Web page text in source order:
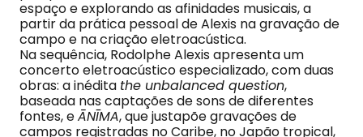
espaço e explorando as afinidades musicais, a
partir da prática pessoal de Alexis na gravação de
campo e na criação eletroacústica.
Na sequência, Rodolphe Alexis apresenta um
concerto eletroacústico especializado, com duas
obras: a inédita the unbalanced question,
baseada nas captações de sons de diferentes
fontes, eĀNĪMA, que justapõe gravações de
campos registradas no Caribe, no Japão tropical,